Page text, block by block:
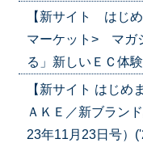
【新サイト はじ
マーケット> マガ
る」新しいＥＣ体
【新サイト はじ
ＡＫＥ／新ブラン
23年11月23日号）